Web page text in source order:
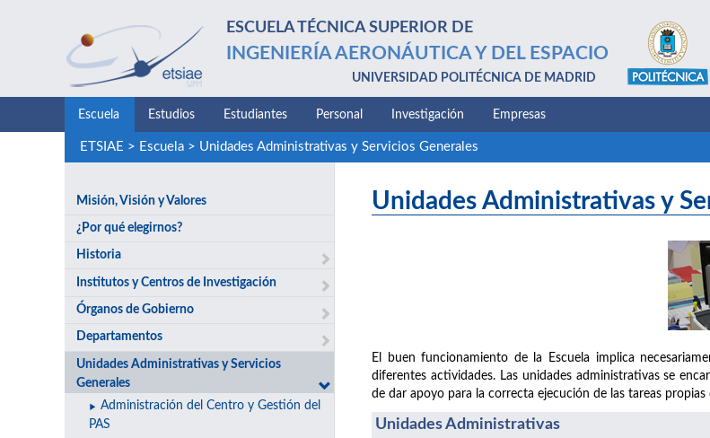
ESCUELA TÉCNICA SUPERIOR DE
INGENIERÍA AERONÁUTICA Y DEL ESPACIO
UNIVERSIDAD POLITÉCNICA DE MADRID
Escuela Estudios Estudiantes Personal Investigación Empresas
ETSIAE > Escuela> Unidades Administrativas y Servicios Generales
Misión, Visión y Valores
¿Por qué elegirnos?
Historia
Institutos y Centros de Investigación
Órganos de Gobierno
Departamentos
Unidades Administrativas y Servicios
Generales
Administración del Centro y Gestión del
PAS
Unidades Administrativas y
El buen funcionamiento de la Escuela implica
diferentes actividades. Las unidades administrativas se
de dar apoyo para la correcta ejecución de las tareas propias
Unidades Administrativas